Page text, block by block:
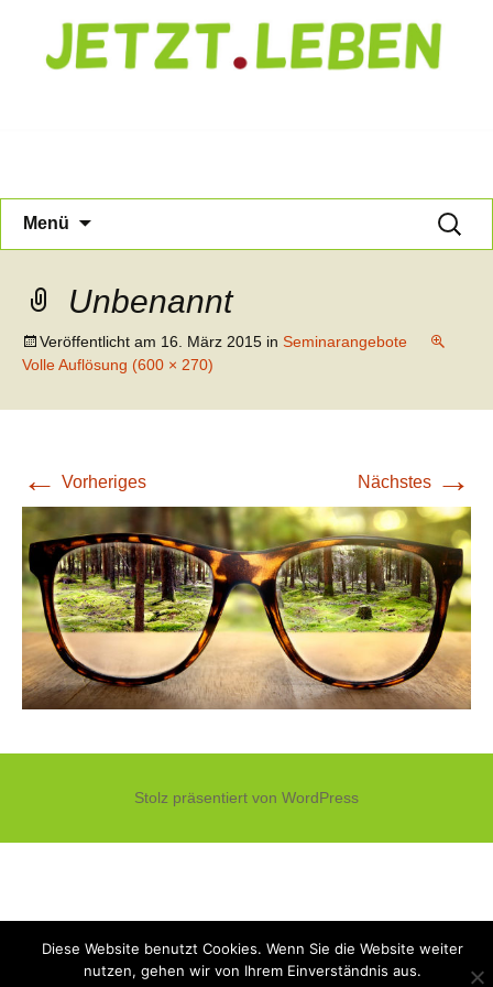
Jetzt Leben
Menü
Suche
nach:
Unbenannt
Veröffentlicht am 16. März 2015 in Seminarangebote
Volle Auflösung (600 × 270)
← Vorheriges Nächstes →
Stolz präsentiert von WordPress
Diese Website benutzt Cookies. Wenn Sie die Website weiter
nutzen, gehen wir von Ihrem Einverständnis aus.